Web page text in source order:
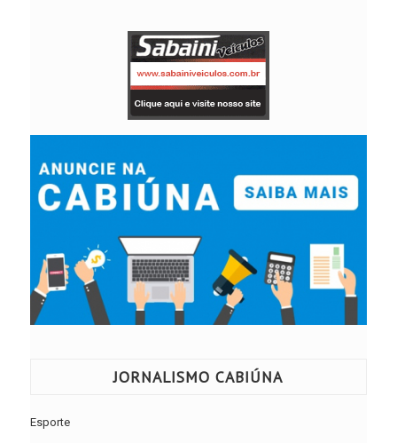
JORNALISMO CABIÚNA
Esporte